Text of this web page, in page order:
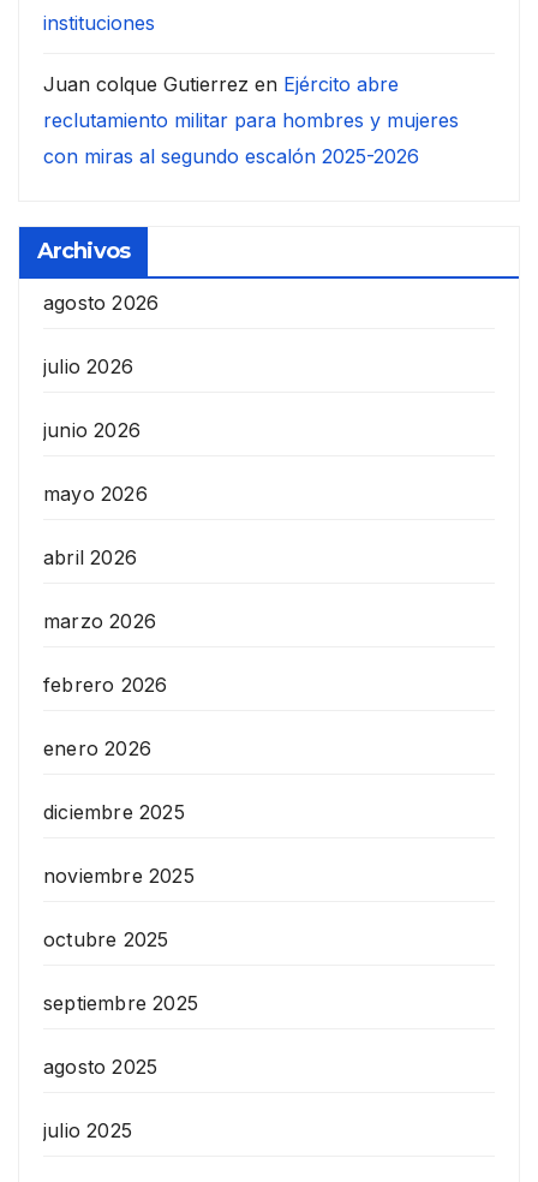
instituciones
Juan colque Gutierrez en Ejército abre
reclutamiento militar para hombres y mujeres
con miras al segundo escalón 2025-2026
Archivos
agosto 2026
julio 2026
junio 2026
mayo 2026
abril 2026
marzo 2026
febrero 2026
enero 2026
diciembre 2025
noviembre 2025
octubre 2025
septiembre 2025
agosto 2025
julio 2025